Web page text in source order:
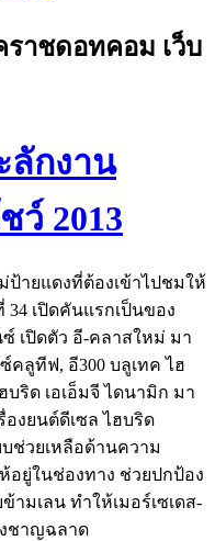
ราชดอทคอม เว็บ
ลักงาน
ว์ 2013
ป้ายแดงที่ต้องเข้าไปชมให้
เปิดคันแรกเป็นของ
ซ์ เปิดตัว อี-คลาสใหม่ มา
คลูทีฟ, อี300 บลูเทค ไฮ
ริด เอเอ็มจี ไดนามิก มา
งยนต์ดีเซล ไฮบริด
ช่วยเหลือด้านความ
อยู่ในช่องทาง ช่วยปกป้อง
ามเลน ทำให้เมอร์เซเดส-
ชาญฉลาด